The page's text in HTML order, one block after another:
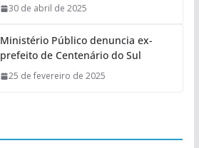
30 de abril de 2025
Ministério Público denuncia ex-
prefeito de Centenário do Sul
25 de fevereiro de 2025